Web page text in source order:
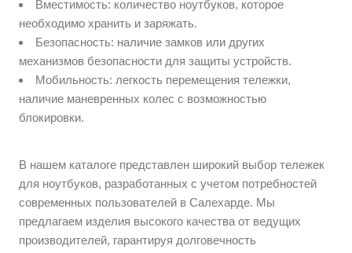
Вместимость: количество ноутбуков, которое
необходимо хранить и заряжать.
Безопасность: наличие замков или других
механизмов безопасности для защиты устройств.
Мобильность: легкость перемещения тележки,
наличие маневренных колес с возможностью
блокировки.
В нашем каталоге представлен широкий выбор тележек
для ноутбуков, разработанных с учетом потребностей
современных пользователей в Салехарде. Мы
предлагаем изделия высокого качества от ведущих
производителей, гарантируя долговечность